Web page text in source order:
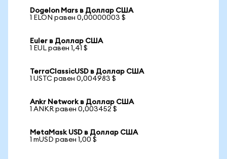
Dogelon Mars в Доллар США
1 ELON равен 0,00000003 $
Euler в Доллар США
1 EUL равен 1,41 $
TerraClassicUSD в Доллар США
1 USTC равен 0,004983 $
Ankr Network в Доллар США
1 ANKR равен 0,003452 $
MetaMask USD в Доллар США
1 mUSD равен 1,00 $